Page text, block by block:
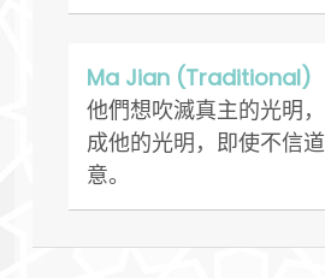
Ma Jian (Traditional)
他們想吹滅真主的光明
成他的光明，即使不信
意。